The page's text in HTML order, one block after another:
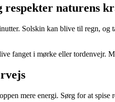
respekter naturens
Solskin kan blive til regn,
fanget i mørke eller
mere energi. Sørg for at